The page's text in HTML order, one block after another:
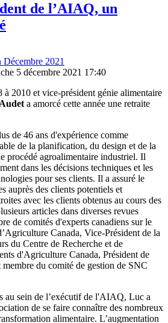
de l’AIAQ, un
2021
5 décembre 2021 17:40
2010 et vice-président génie alimentaire
a amorcé cette année une retraite
de 46 ans d'expérience comme
de la planification, du design et de la
procédé agroalimentaire industriel. Il
dans les décisions techniques et les
pour ses clients. Il a assuré le
auprès des clients potentiels et
avec les clients obtenus au cours des
articles dans diverses revues
de comités d'experts canadiens sur le
Canada, Vice-Président de la
du Centre de Recherche et de
d'Agriculture Canada, Président de
du comité de gestion de SNC
au sein de l’exécutif de l'AIAQ, Luc a
de se faire connaître des nombreux
alimentaire. L’augmentation